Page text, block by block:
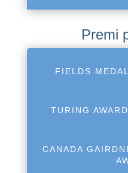
Premi
FIELDS
TURING
CANADA